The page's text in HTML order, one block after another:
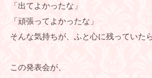
「出てよかったな」
「頑張ってよかったな」
そんな気持ちが、ふと心に残っていた
この発表会が、